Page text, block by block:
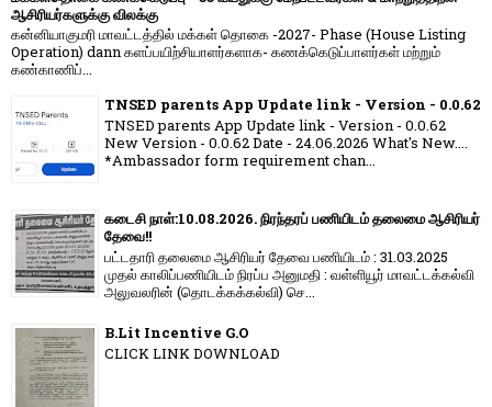
ஆசிரியர்களுக்கு விலக்கு
கன்னியாகுமரி மாவட்டத்தில் மக்கள் தொகை -2027- Phase (House Listing
Operation) dann களப்பயிற்சியாளர்களாக- கணக்கெடுப்பாளர்கள் மற்றும்
கண்காணிப்...
TNSED parents App Update link - Version - 0.0.62
TNSED parents App Update link - Version - 0.0.62
New Version - 0.0.62 Date - 24.06.2026 What's New....
*Ambassador form requirement chan...
கடைசி நாள்:10.08.2026. நிரந்தரப் பணியிடம் தலைமை ஆசிரியர்
தேவை!!
பட்டதாரி தலைமை ஆசிரியர் தேவை பணியிடம் : 31.03.2025
முதல் காலிப்பணியிடம் நிரப்ப அனுமதி : வள்ளியூர் மாவட்டக்கல்வி
அலுவலரின் (தொடக்கக்கல்வி) செ...
B.Lit Incentive G.O
CLICK LINK DOWNLOAD